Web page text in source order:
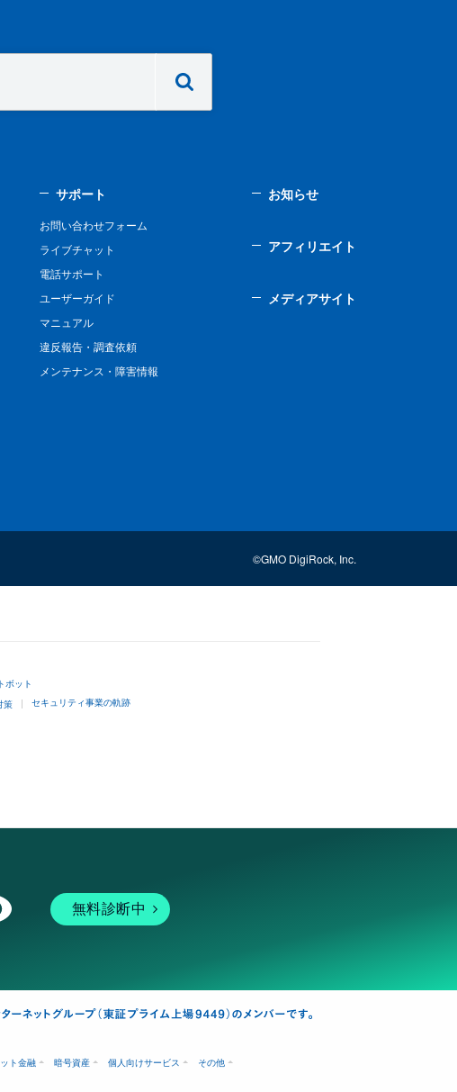
サポート
お問い合わせフォーム
ライブチャット
電話サポート
ユーザーガイド
マニュアル
違反報告・調査依頼
メンテナンス・障害情報
お知らせ
アフィリエイト
メディアサイト
©GMO DigiRock, Inc.
ボット
策 セキュリティ事業の軌跡
無料診断中
ト金融 暗号資産 個人向けサービス その他